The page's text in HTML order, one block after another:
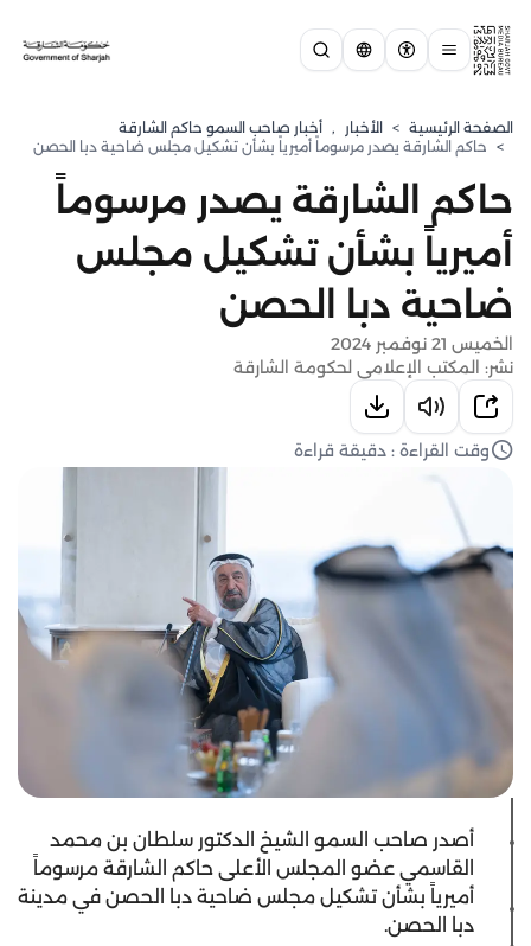
الصفحة الرئيسية > الأخبار , أخبار صاحب السمو حاكم الشارقة
> حاكم الشارقة يصدر مرسوماً أميرياً بشأن تشكيل مجلس ضاحية دبا الحصن
حاكم الشارقة يصدر مرسوماً
أميرياً بشأن تشكيل مجلس
ضاحية دبا الحصن
الخميس 21 نوفمبر 2024
نشر: المكتب الإعلامي لحكومة الشارقة
وقت القراءة : دقيقة قراءة
أصدر صاحب السمو الشيخ الدكتور سلطان بن محمد
القاسمي عضو المجلس الأعلى حاكم الشارقة مرسوماً
أميرياً بشأن تشكيل مجلس ضاحية دبا الحصن في مدينة
دبا الحصن.